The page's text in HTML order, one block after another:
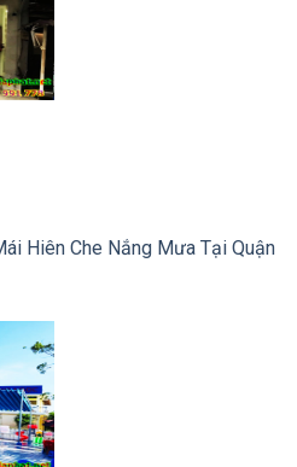
Hiên Che Nắng Mưa Tại Quận